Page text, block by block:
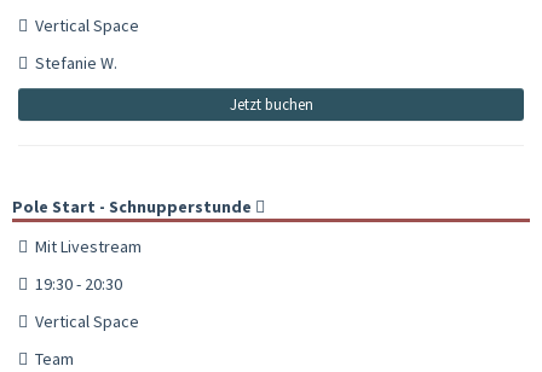
Vertical Space
Stefanie W.
Jetzt buchen
Pole Start - Schnupperstunde
Mit Livestream
19:30 - 20:30
Vertical Space
Team